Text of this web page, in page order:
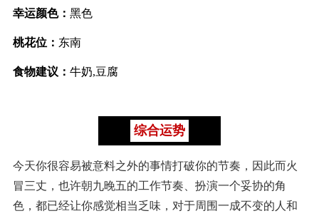
幸运颜色： 黑色
桃花位： 东南
食物建议： 牛奶,豆腐
综合运势
今天你很容易被意料之外的事情打破你的节奏，因此而火
冒三丈，也许朝九晚五的工作节奏、扮演一个妥协的角
色，都已经让你感觉相当乏味，对于周围一成不变的人和